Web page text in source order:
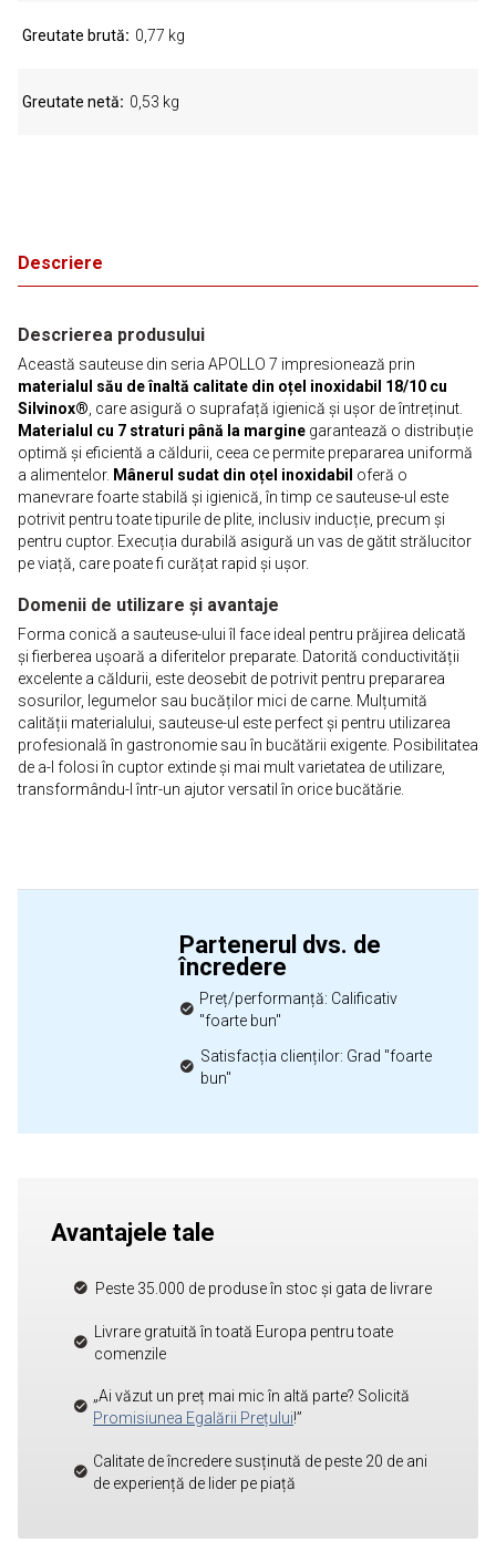
Descriere
Descrierea produsului
Această sauteuse din seria APOLLO 7 impresionează prin
materialul său de înaltă calitate din oțel inoxidabil 18/10 cu
Silvinox® , care asigură o suprafață igienică și ușor de întreținut.
Materialul cu 7 straturi până la margine garantează o distribuție
optimă și eficientă a căldurii, ceea ce permite prepararea uniformă
a alimentelor. Mânerul sudat din oțel inoxidabil oferă o
manevrare foarte stabilă și igienică, în timp ce sauteuse-ul este
potrivit pentru toate tipurile de plite, inclusiv inducție, precum și
pentru cuptor. Execuția durabilă asigură un vas de gătit strălucitor
pe viață, care poate fi curățat rapid și ușor.
Domenii de utilizare și avantaje
Forma conică a sauteuse-ului îl face ideal pentru prăjirea delicată
și fierberea ușoară a diferitelor preparate. Datorită conductivității
excelente a căldurii, este deosebit de potrivit pentru prepararea
sosurilor, legumelor sau bucăților mici de carne. Mulțumită
calității materialului, sauteuse-ul este perfect și pentru utilizarea
profesională în gastronomie sau în bucătării exigente. Posibilitatea
de a-l folosi în cuptor extinde și mai mult varietatea de utilizare,
transformându-l într-un ajutor versatil în orice bucătărie.
Greutate brută 0,77 kg
Greutate netă 0,53 kg
Partenerul dvs. de
încredere
Preț/performanță: Calificativ
"foarte bun"
Satisfacția clienților: Grad "foarte
bun"
Avantajele tale
Peste 35.000 de produse în stoc și gata de livrare
Livrare gratuită în toată Europa pentru toate
comenzile
„Ai văzut un preț mai mic în altă parte? Solicită
Promisiunea Egalării Prețului!”
Calitate de încredere susținută de peste 20 de ani
de experiență de lider pe piață